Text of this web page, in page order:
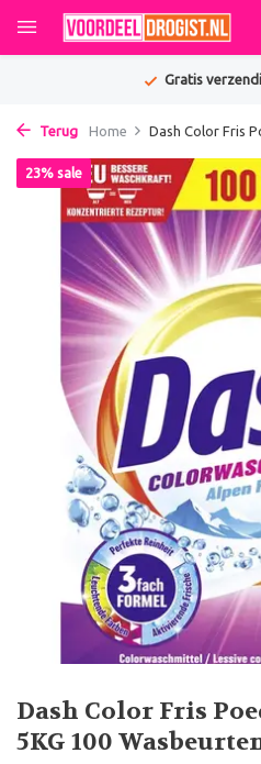
Gratis
Terug Home Dash Color Fris
Dash Color Fris
5KG 100
23% sale